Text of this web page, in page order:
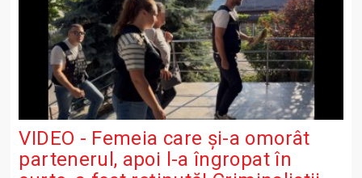
VIDEO - Femeia care și-a omorât
partenerul, apoi l-a îngropat în